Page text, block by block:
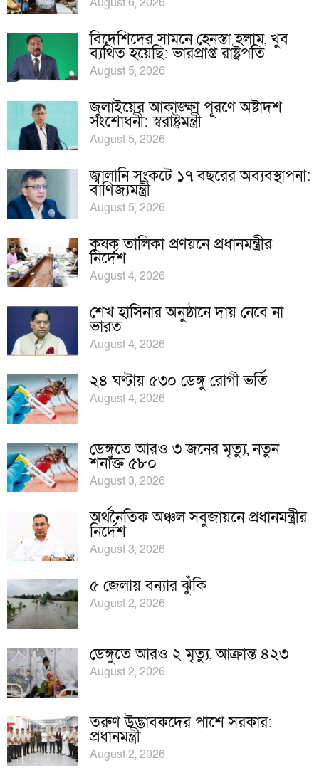
August 6, 2026
বিদেশিদের সামনে হেনস্তা হলাম, খুব
ব্যথিত হয়েছি: ভারপ্রাপ্ত রাষ্ট্রপতি
August 5, 2026
জুলাইয়ের আকাঙ্ক্ষা পূরণে অষ্টাদশ
সংশোধনী: স্বরাষ্ট্রমন্ত্রী
August 5, 2026
জ্বালানি সংকটে ১৭ বছরের অব্যবস্থাপনা:
বাণিজ্যমন্ত্রী
August 5, 2026
কৃষক তালিকা প্রণয়নে প্রধানমন্ত্রীর
নির্দেশ
August 4, 2026
শেখ হাসিনার অনুষ্ঠানে দায় নেবে না
ভারত
August 4, 2026
২৪ ঘণ্টায় ৫৩০ ডেঙ্গু রোগী ভর্তি
August 4, 2026
ডেঙ্গুতে আরও ৩ জনের মৃত্যু, নতুন
শনাক্ত ৫৮০
August 3, 2026
অর্থনৈতিক অঞ্চল সবুজায়নে প্রধানমন্ত্রীর
নির্দেশ
August 3, 2026
৫ জেলায় বন্যার ঝুঁকি
August 2, 2026
ডেঙ্গুতে আরও ২ মৃত্যু, আক্রান্ত ৪২৩
August 2, 2026
তরুণ উদ্ভাবকদের পাশে সরকার:
প্রধানমন্ত্রী
August 2, 2026